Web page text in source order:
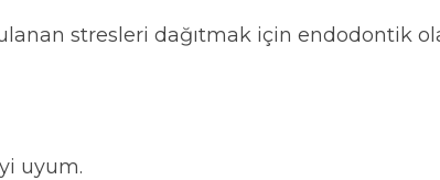
stresleri dağıtmak için endodontik
uyum.